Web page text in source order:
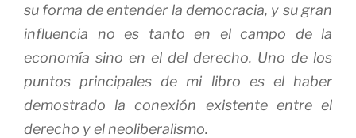
su forma de entender la democracia, y su gran
influencia no es tanto en el campo de la
economía sino en el del derecho. Uno de los
puntos principales de mi libro es el haber
demostrado la conexión existente entre el
derecho y el neoliberalismo.